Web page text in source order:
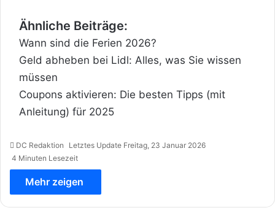
Ähnliche Beiträge:
Wann sind die Ferien 2026?
Geld abheben bei Lidl: Alles, was Sie wissen
müssen
Coupons aktivieren: Die besten Tipps (mit
Anleitung) für 2025
DC Redaktion
Letztes Update Freitag, 23 Januar 2026
4 Minuten Lesezeit
Mehr zeigen